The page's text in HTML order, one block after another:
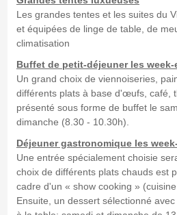
Les grandes tentes et les suites du
et équipées de linge de table, de
climatisation
Buffet de petit-déjeuner les week-
Un grand choix de viennoiseries,
différents plats à base d'œufs, café,
présenté sous forme de buffet le
dimanche (8.30 - 10.30h).
Déjeuner gastronomique les
Une entrée spécialement choisie
choix de différents plats chauds est
cadre d'un « show cooking »
Ensuite, un dessert sélectionné